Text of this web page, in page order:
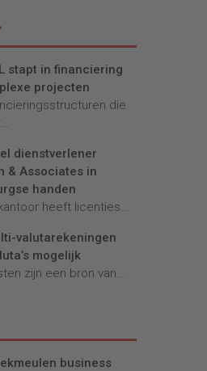
stapt in financiering
projecten
die
dienstverlener
& Associates in
handen
heeft licenties...
valutarekeningen
mogelijk
zijn een bron van...
business